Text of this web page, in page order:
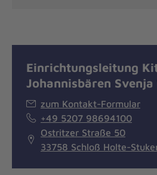
Einrichtungsleitung
Johannisbären Svenja
zum Kontakt-Formular
+49 5207 98694100
Ostritzer Straße 50
33758 Schloß Holte-